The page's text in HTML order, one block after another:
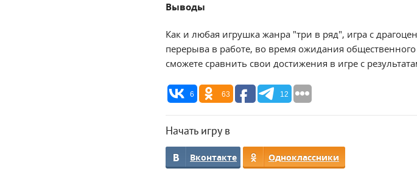
Выводы
Как и любая игрушка жанра "три в ряд", игра с
перерыва в работе, во время ожидания
сможете сравнить свои достижения в игре с
6 63 12
Начать игру в
Вконтакте Одноклассники